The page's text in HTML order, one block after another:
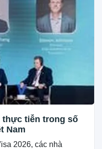
thực tiễn trong số
Nam
2026, các nhà